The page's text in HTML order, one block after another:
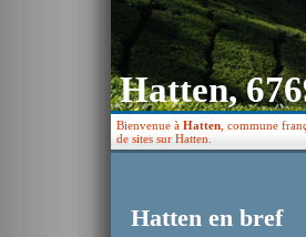
Hatten,
Bienvenue à Hatten , commune
de sites sur Hatten.
Hatten en bref